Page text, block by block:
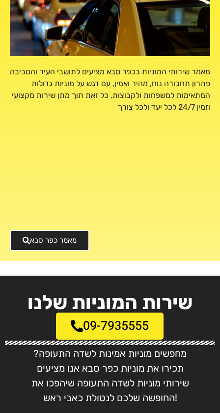
מאמר שירותי המוניות בכפר סבא מציעים לתושבי העיר והסביבה
פתרון תחבורה נוח, מהיר ואמין, עם דגש על מוניות גדולות
המתאימות למשפחות ולקבוצות, כל זאת תוך מתן שירות מקצועי
וזמין 24/7 לכל יעד ולכל צורך
מאמר כפר סבא
שירות המוניות שלנו
09-7935555
מחפשים מוניות אמינות לשדה התעופה?
תכירו את מוניות כפר סבא אנו מציעים
שירותי מוניות לשדה התעופה שיהפכו את
החופשה שלכם לנטולת כאבי ראש!